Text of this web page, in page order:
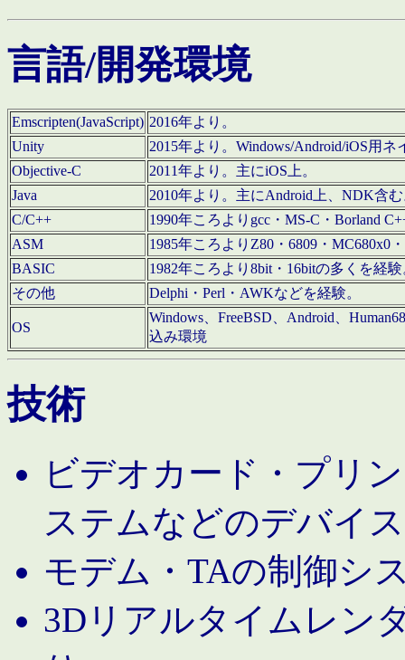
言語/開発環境
Emscripten(JavaScript) 2016年より。
Unity
2015年より。Windows/Android/iOS用
Objective-C
2011年より。主にiOS上。
Java
2010年より。主にAndroid上、NDK含
C/C++
1990年ころよりgcc・MS-C・Borland
ASM
1985年ころよりZ80・6809・MC680x0
BASIC
1982年ころより8bit・16bitの多くを経
その他
Delphi・Perl・AWKなどを経験。
OS
Windows、FreeBSD、Android、
込み環境
技術
ビデオカード・プリ
ステムなどのデバイ
モデム・TAの制御シ
3Dリアルタイムレン